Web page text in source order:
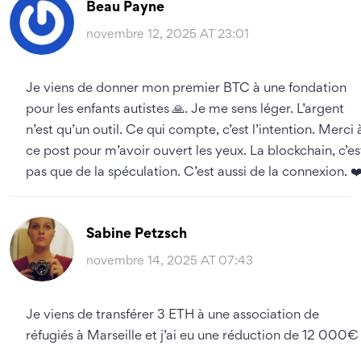
Beau Payne
novembre 12, 2025 AT 23:01
Je viens de donner mon premier BTC à une fondation
pour les enfants autistes 🙏. Je me sens léger. L’argent
n’est qu’un outil. Ce qui compte, c’est l’intention. Merci
ce post pour m’avoir ouvert les yeux. La blockchain,
pas que de la spéculation. C’est aussi de la connexion.
Sabine Petzsch
novembre 14, 2025 AT 07:43
Je viens de transférer 3 ETH à une association de
réfugiés à Marseille et j’ai eu une réduction de 12 000€